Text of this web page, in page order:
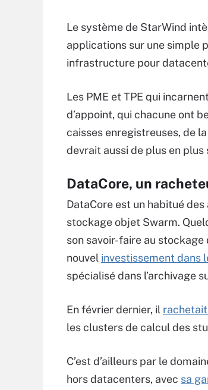
Le système de StarWind
applications sur une simple
infrastructure pour
Les PME et TPE qui
d’appoint, qui chacune ont
caisses enregistreuses, de
devrait aussi de plus en plus
DataCore, un
DataCore est un habitué
stockage objet Swarm.
son savoir-faire au
nouvel investissement dans
spécialisé dans l’archivage
En février dernier, il
les clusters de calcul des
C’est d’ailleurs par le
hors datacenters, avec sa